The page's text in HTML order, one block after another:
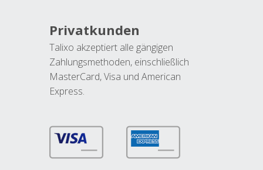
Privatkunden
Talixo akzeptiert alle gängigen
Zahlungsmethoden, einschließlich
MasterCard, Visa und American
Express.